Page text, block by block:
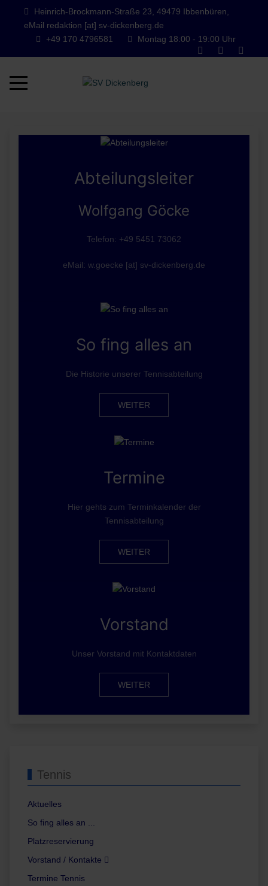
Heinrich-Brockmann-Straße 23, 49479 Ibbenbüren,
eMail redaktion [at] sv-dickenberg.de
+49 170 4796581
Montag 18:00 - 19:00 Uhr
Mobile Menu Toggle
Abteilungsleiter
Wolfgang Göcke
Telefon: +49 5451 73062
eMail: w.goecke [at] sv-dickenberg.de
So fing alles an
Die Historie unserer Tennisabteilung
WEITER
Termine
Hier gehts zum Terminkalender der
Tennisabteilung
WEITER
Vorstand
Unser Vorstand mit Kontaktdaten
WEITER
Tennis
Aktuelles
So fing alles an ...
Platzreservierung
Vorstand / Kontakte
Termine Tennis